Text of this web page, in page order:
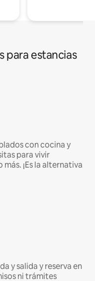
para estancias
con cocina y
para vivir
¡Es la alternativa
y salida y reserva en
ni trámites